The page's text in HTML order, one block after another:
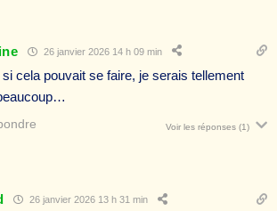
26 janvier 2026 14 h 09 min
si cela pouvait se faire, je serais tellement
Voir les réponses (1)
26 janvier 2026 13 h 31 min